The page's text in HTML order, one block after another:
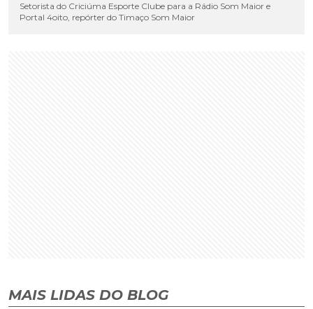
Setorista do Criciúma Esporte Clube para a Rádio Som Maior e
Portal 4oito, repórter do Timaço Som Maior
MAIS LIDAS DO BLOG